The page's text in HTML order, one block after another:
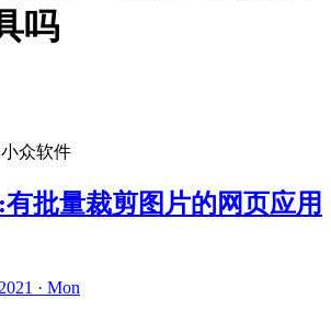
吗
小众软件
批量裁剪图片的网页应用
· Mon